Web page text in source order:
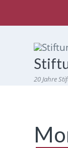
20 Jahre